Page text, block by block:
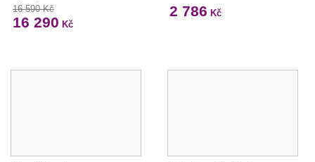
16 590 Kč
16 290 Kč
2 786 Kč